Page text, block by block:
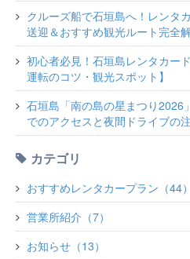
クルーズ船で石垣島へ！レンタ
送迎＆おすすめ観光ルート完全
初心者必見！石垣島レンタカー
運転のコツ・観光スポット】
石垣島「南の島の星まつり2026
でのアクセスと夜間ドライブの
カテゴリ
おすすめレンタカープラン（44）
営業所紹介（7）
お知らせ（13）